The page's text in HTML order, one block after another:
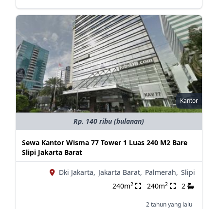
Kantor
Rp. 140 ribu (bulanan)
Sewa Kantor Wisma 77 Tower 1 Luas 240 M2 Bare
Slipi Jakarta Barat
Dki Jakarta, Jakarta Barat, Palmerah, Slipi
240m2 240m2 2
2 tahun yang lalu